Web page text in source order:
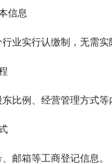
信息
业实行认缴制，无需实
比例、经营管理方式等
邮箱等工商登记信息。